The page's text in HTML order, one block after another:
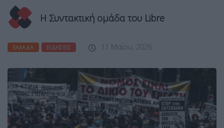
Η Συντακτική ομάδα του Libre
ΕΛΛΆΔΑ ΕΙΔΉΣΕΙΣ 11 Μαΐου, 2026